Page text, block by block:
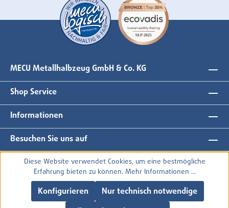
MECU Metallhalbzeug GmbH & Co. KG
Shop Service
Informationen
Besuchen Sie uns auf
Diese Website verwendet Cookies, um eine bestmögliche
Erfahrung bieten zu können. Mehr Informationen ...
Nur technisch notwendige
Konfigurieren